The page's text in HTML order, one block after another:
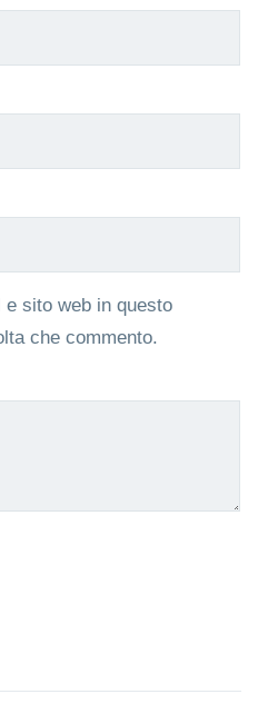
sito web in questo
che commento.